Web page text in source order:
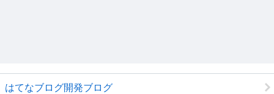
はてなブログ開発ブログ